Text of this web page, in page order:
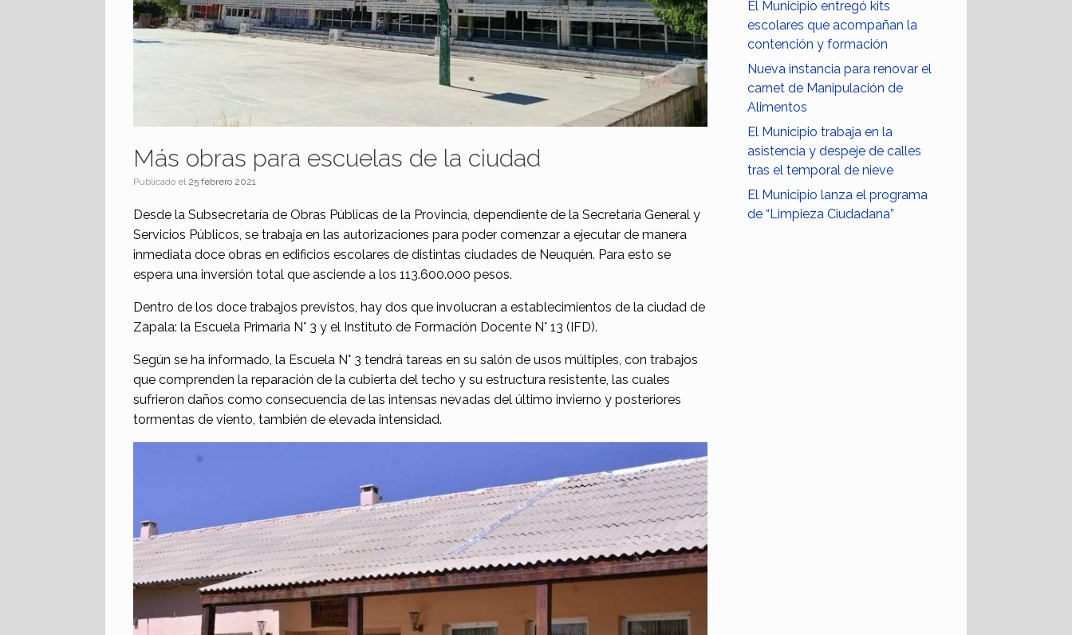
Más obras para escuelas de la ciudad
Publicado el 25 febrero 2021
Desde la Subsecretaría de Obras Públicas de la Provincia, dependiente de la Secretaría General y
Servicios Públicos, se trabaja en las autorizaciones para poder comenzar a ejecutar de manera
inmediata doce obras en edificios escolares de distintas ciudades de Neuquén. Para esto se
espera una inversión total que asciende a los 113.600.000 pesos.
Dentro de los doce trabajos previstos, hay dos que involucran a establecimientos de la ciudad de
Zapala: la Escuela Primaria N° 3 y el Instituto de Formación Docente N° 13 (IFD).
Según se ha informado, la Escuela N° 3 tendrá tareas en su salón de usos múltiples, con trabajos
que comprenden la reparación de la cubierta del techo y su estructura resistente, las cuales
sufrieron daños como consecuencia de las intensas nevadas del último invierno y posteriores
tormentas de viento, también de elevada intensidad.
El Municipio entregó kits
escolares que acompañan la
contención y formación
Nueva instancia para renovar el
carnet de Manipulación de
Alimentos
El Municipio trabaja en la
asistencia y despeje de calles
tras el temporal de nieve
El Municipio lanza el programa
de “Limpieza Ciudadana”